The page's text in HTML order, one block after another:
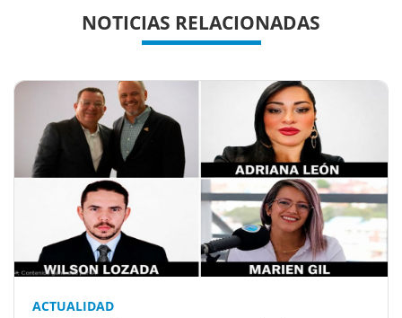
NOTICIAS RELACIONADAS
ACTUALIDAD